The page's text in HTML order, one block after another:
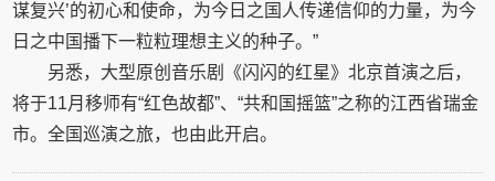
谋复兴’的初心和使命，为今日之国人传递信仰的力量，为今
日之中国播下一粒粒理想主义的种子。”
另悉，大型原创音乐剧《闪闪的红星》北京首演之后，
将于11月移师有“红色故都”、“共和国摇篮”之称的江西省瑞金
市。全国巡演之旅，也由此开启。